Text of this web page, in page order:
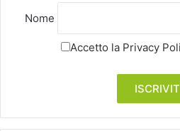
Nome
Accetto la Privacy